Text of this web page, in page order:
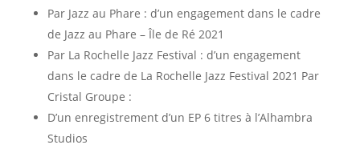
Par Jazz au Phare : d’un engagement dans le cadre
de Jazz au Phare – Île de Ré 2021
Par La Rochelle Jazz Festival : d’un engagement
dans le cadre de La Rochelle Jazz Festival 2021 Par
Cristal Groupe :
D’un enregistrement d’un EP 6 titres à l’Alhambra
Studios